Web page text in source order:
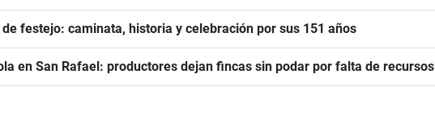
de festejo: caminata, historia y celebración por sus 151 años
en San Rafael: productores dejan fincas sin podar por falta de recursos